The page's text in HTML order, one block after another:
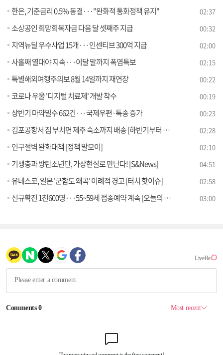
한은, 기준금리 0.5% 동결···"완화적 통화정책 유지" 02:37
소상공인 희망회복자금 다음 달 셋째주 지급 00:32
지역뉴딜 우수사업 15개···인센티브 300억 지급 02:00
사흘째 열대야 지속···이달 말까지 폭염특보 02:15
특별해외여행주의보 8월 14일까지 재연장 00:22
코로나 우울 '디지털 치료제' 개발 착수 00:19
상반기 마약밀수 662건···국제우편·특송 증가 00:23
김포공항서 짐 부치면 제주 숙소까지 배송 [하반기부터 이렇게 달라집니다] 02:28
인구절벽 완화대책 [정책 말모이] 02:10
기생충과 방탄소년단, 가상현실로 만난다! [S&News] 04:51
유네스코, 일본 '군함도 왜곡' 이례적 경고 [터치 핫이슈] 02:58
신규확진 1천600명···55~59세 접종예약 계속 [오늘의 브리핑] 03:00